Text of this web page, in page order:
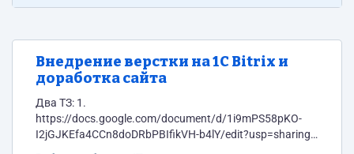
Внедрение верстки на 1С Bitrix и
доработка сайта
Два ТЗ: 1.
https://docs.google.com/document/d/1i9mPS58pKO-
I2jGJKEfa4CCn8doDRbPBIfikVH-b4lY/edit?usp=sharing